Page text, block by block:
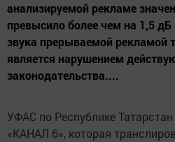
анализируемой рекламе
превысило более чем на 1,5 дБ
звука прерываемой рекламой
является нарушением
законодательства....
УФАС по Республике
«КАНАЛ 6», которая